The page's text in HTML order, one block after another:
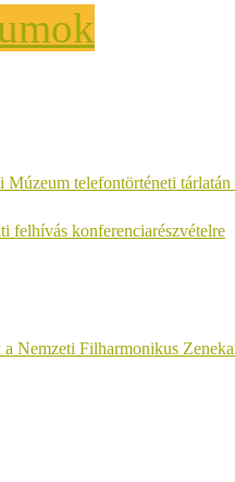
telefontörténeti tárlatán
felhívás konferenciarészvételre
Nemzeti Filharmonikus